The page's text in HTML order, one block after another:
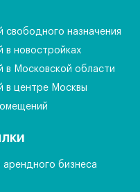
назначения
новостройках
в Московской области
в центре Москвы
арендного бизнеса